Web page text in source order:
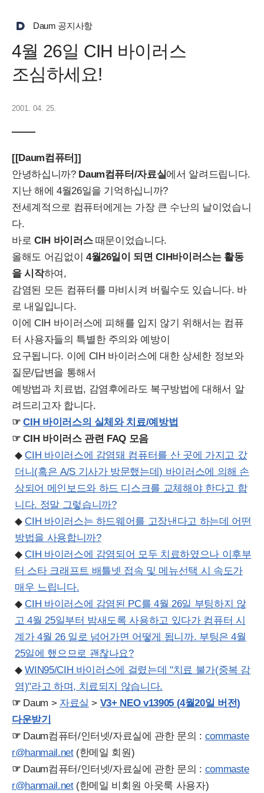
Daum 공지사항
4월 26일 CIH 바이러스
조심하세요!
2001. 04. 25.
[[Daum컴퓨터]]
안녕하십니까? Daum컴퓨터/자료실에서 알려드립니다.
지난 해에 4월26일을 기억하십니까?
전세계적으로 컴퓨터에게는 가장 큰 수난의 날이었습니
다.
바로 CIH 바이러스때문이었습니다.
올해도 어김없이 4월26일이 되면 CIH바이러스는 활동
을 시작하여,
감염된 모든 컴퓨터를 마비시켜 버릴수도 있습니다. 바
로 내일입니다.
이에 CIH 바이러스에 피해를 입지 않기 위해서는 컴퓨
터 사용자들의 특별한 주의와 예방이
요구됩니다. 이에 CIH 바이러스에 대한 상세한 정보와
질문/답변을 통해서
예방법과 치료법, 감염후에라도 복구방법에 대해서 알
려드리고자 합니다.
☞CIH 바이러스의 실체와 치료/예방법
☞ CIH 바이러스 관련 FAQ 모음
◆CIH 바이러스에 감염돼 컴퓨터를 산 곳에 가지고 갔
더니(혹은 A/S 기사가 방문했는데) 바이러스에 의해 손
상되어 메인보드와 하드 디스크를 교체해야 한다고 합
니다. 정말 그렇습니까?
◆CIH 바이러스는 하드웨어를 고장낸다고 하는데 어떤
방법을 사용합니까?
◆CIH 바이러스에 감염되어 모두 치료하였으나 이후부
터 스타 크래프트 배틀넷 접속 및 메뉴선택 시 속도가
매우 느립니다.
◆CIH 바이러스에 감염된 PC를 4월 26일 부팅하지 않
고 4월 25일부터 밤새도록 사용하고 있다가 컴퓨터 시
계가 4월 26 일로 넘어가면 어떻게 됩니까. 부팅은 4월
25일에 했으므로 괜찮나요?
◆WIN95/CIH 바이러스에 걸렸는데 "치료 불가(중복 감
염)"라고 하며, 치료되지 않습니다.
☞ Daum > 자료실 > V3+ NEO v13905 (4월20일 버전)
다운받기
☞Daum컴퓨터/인터넷/자료실에 관한 문의 : commaste
r@hanmail.net(한메일 회원)
☞Daum컴퓨터/인터넷/자료실에 관한 문의 : commaste
r@hanmail.net(한메일 비회원 아웃룩 사용자)